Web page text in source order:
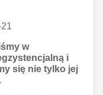
w
i
się nie tylko jej